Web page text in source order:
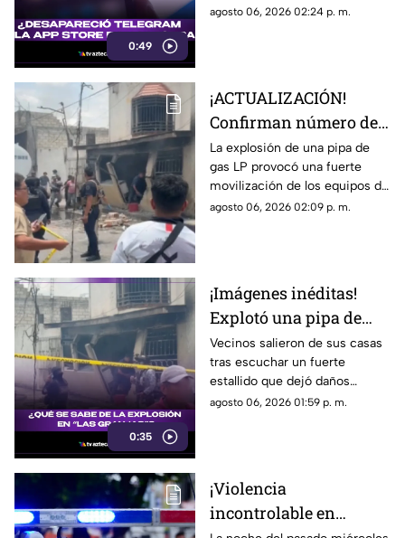
0:49
especulaciones en redes
aplicación, aclaró que el retiro
temporal se debió a un
incidente de ciberseguridad.
agosto 06, 2026 02:24 p. m.
¡ACTUALIZACIÓN!
Confirman número de
lesionados tras fuerte
explosión de pipa de
gas en colonia Las
Granjas
La explosión de una pipa de
gas LP provocó una fuerte
movilización de los equipos de
emergencia en Cuernavaca.
agosto 06, 2026 02:09 p. m.
0:35
¡Imágenes inéditas!
Explotó una pipa de
gas en colonia Las
Granjas de Cuernavaca
Vecinos salieron de sus casas
tras escuchar un fuerte
estallido que dejó daños
materiales y una intensa
y las rutas alternas para evitar
la zona.
agosto 06, 2026 01:59 p. m.
¡Violencia
incontrolable en